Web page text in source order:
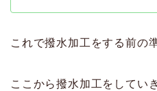
これで撥水加工をする前の
ここから撥水加工をしてい